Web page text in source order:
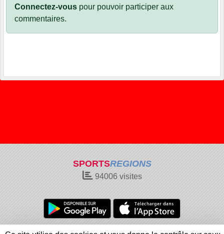
Connectez-vous pour pouvoir participer aux
commentaires.
SPORTSREGIONS
94006visites
Charte cookies Gestion des cookies